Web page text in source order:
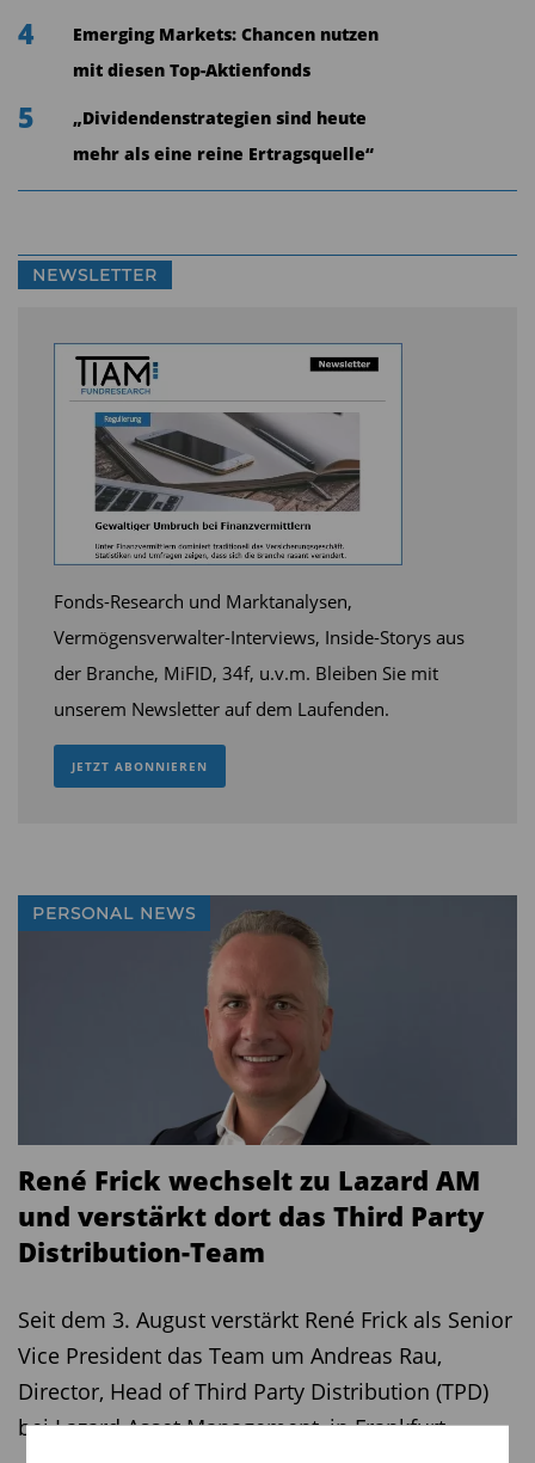
4
Emerging Markets: Chancen nutzen
mit diesen Top-Aktienfonds
5
„Dividendenstrategien sind heute
mehr als eine reine Ertragsquelle“
NEWSLETTER
Fonds-Research und Marktanalysen,
Vermögensverwalter-Interviews, Inside-Storys aus
der Branche, MiFID, 34f, u.v.m. Bleiben Sie mit
unserem Newsletter auf dem Laufenden.
JETZT ABONNIEREN
PERSONAL NEWS
René Frick wechselt zu Lazard AM
und verstärkt dort das Third Party
Distribution-Team
Seit dem 3. August verstärkt René Frick als Senior
Vice President das Team um Andreas Rau,
Director, Head of Third Party Distribution (TPD)
bei Lazard Asset Management, in Frankfurt.